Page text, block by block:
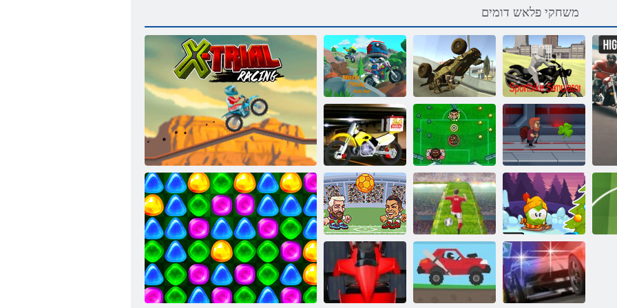
משחקי פלאש דומים
X ץורימ
Moto טפשמ
ץורמ
2 םניח תרצע
Sportbike
רוטלומיס
2020 ירוטומ
עונפואל הציפ
הרגל סינקו Jetpack רטסאמ
לגרודכ ורוי הנרא
ישאר
טנירפס לגרודכ
ורוי
ףרוח תואקתפרה